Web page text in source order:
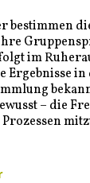
bestimmen
im
Ergebnisse
– die